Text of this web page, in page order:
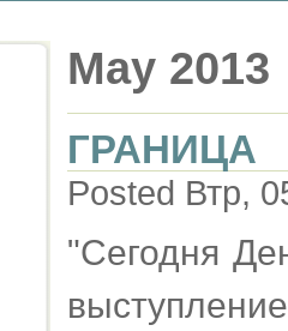
May 2013
ГРАНИЦА
Posted Втр,
"Сегодня